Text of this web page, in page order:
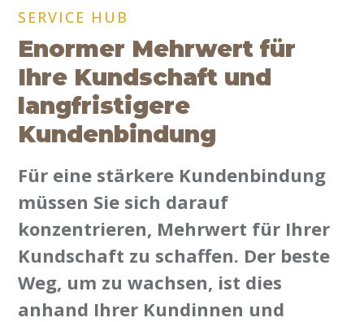
SERVICE HUB
Enormer Mehrwert für
Ihre Kundschaft und
langfristigere
Kundenbindung
Für eine stärkere Kundenbindung
müssen Sie sich darauf
konzentrieren, Mehrwert für Ihrer
Kundschaft zu schaffen. Der beste
Weg, um zu wachsen, ist dies
anhand Ihrer Kundinnen und